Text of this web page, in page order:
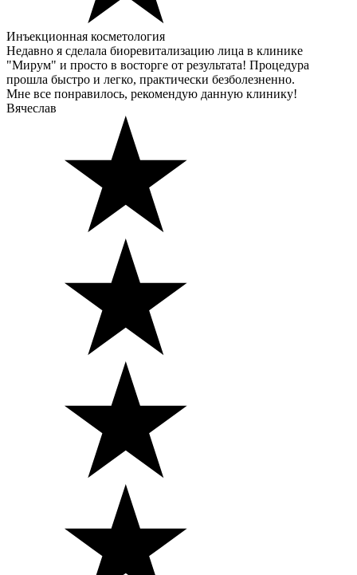
Инъекционная косметология
Недавно я сделала биоревитализацию лица в клинике
"Мирум" и просто в восторге от результата! Процедура
прошла быстро и легко, практически безболезненно.
Мне все понравилось, рекомендую данную клинику!
Вячеслав